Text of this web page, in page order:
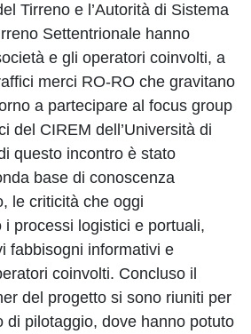
Tirreno e l’Autorità di Sistema
Settentrionale hanno
e gli operatori coinvolti, a
merci RO-RO che gravitano
a partecipare al focus group
del CIREM dell’Università di
questo incontro è stato
base di conoscenza
le criticità che oggi
processi logistici e portuali,
fabbisogni informativi e
coinvolti. Concluso il
del progetto si sono riuniti per
di pilotaggio, dove hanno potuto